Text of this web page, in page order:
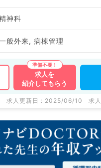
神科
般外来, 病棟管理
求人を
紹介してもらう
求人更新日 : 2025/06/10 求